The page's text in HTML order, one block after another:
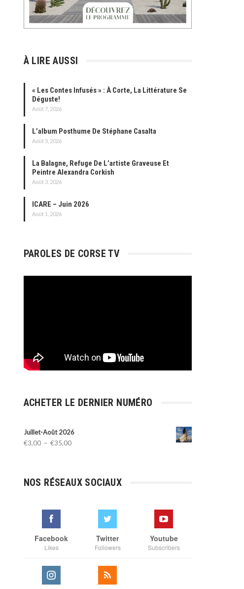
À LIRE AUSSI
« Les Contes Infusés » : À Corte, La Littérature Se
Déguste!
Août 7, 2026
L’album Posthume De Stéphane Casalta
Août 5, 2026
La Balagne, Refuge De L’artiste Graveuse Et
Peintre Alexandra Corkish
Août 3, 2026
ICARE – Juin 2026
Août 1, 2026
PAROLES DE CORSE TV
ACHETER LE DERNIER NUMÉRO
Juillet-Août 2026
€3,00 – €35,00Plage
à
NOS RÉSEAUX SOCIAUX
Facebook
Likes
Twitter
Followers
Youtube
Subscribers